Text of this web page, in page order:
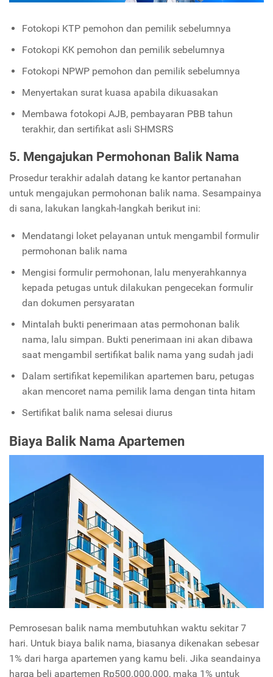
Fotokopi KTP pemohon dan pemilik sebelumnya
Fotokopi KK pemohon dan pemilik sebelumnya
Fotokopi NPWP pemohon dan pemilik sebelumnya
Menyertakan surat kuasa apabila dikuasakan
Membawa fotokopi AJB, pembayaran PBB tahun
terakhir, dan sertifikat asli SHMSRS
5. Mengajukan Permohonan Balik Nama
Prosedur terakhir adalah datang ke kantor pertanahan
untuk mengajukan permohonan balik nama. Sesampainya
di sana, lakukan langkah-langkah berikut ini:
Mendatangi loket pelayanan untuk mengambil formulir
permohonan balik nama
Mengisi formulir permohonan, lalu menyerahkannya
kepada petugas untuk dilakukan pengecekan formulir
dan dokumen persyaratan
Mintalah bukti penerimaan atas permohonan balik
nama, lalu simpan. Bukti penerimaan ini akan dibawa
saat mengambil sertifikat balik nama yang sudah jadi
Dalam sertifikat kepemilikan apartemen baru, petugas
akan mencoret nama pemilik lama dengan tinta hitam
Sertifikat balik nama selesai diurus
Biaya Balik Nama Apartemen
Pemrosesan balik nama membutuhkan waktu sekitar 7
hari. Untuk biaya balik nama, biasanya dikenakan sebesar
1% dari harga apartemen yang kamu beli. Jika seandainya
harga beli apartemen Rp500.000.000, maka 1% untuk